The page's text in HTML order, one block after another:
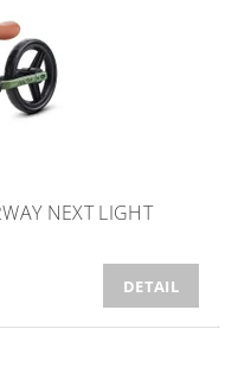
NEXT LIGHT
DETAIL